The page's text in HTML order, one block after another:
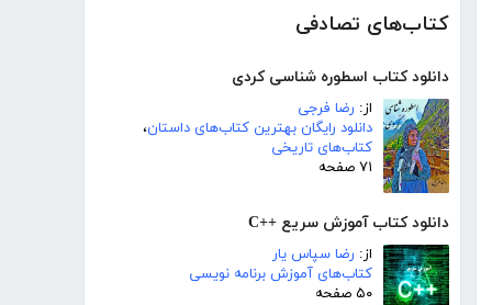
کتاب‌های تصادفی
دانلود کتاب اسطوره شناسی کردی
از: رضا فرجی
دانلود رایگان بهترین کتاب‌های داستان،
کتاب‌های تاریخی
۷۱ صفحه
دانلود کتاب آموزش سریع ++C
از: رضا سپاس یار
کتاب‌های آموزش برنامه نویسی
۵۰ صفحه